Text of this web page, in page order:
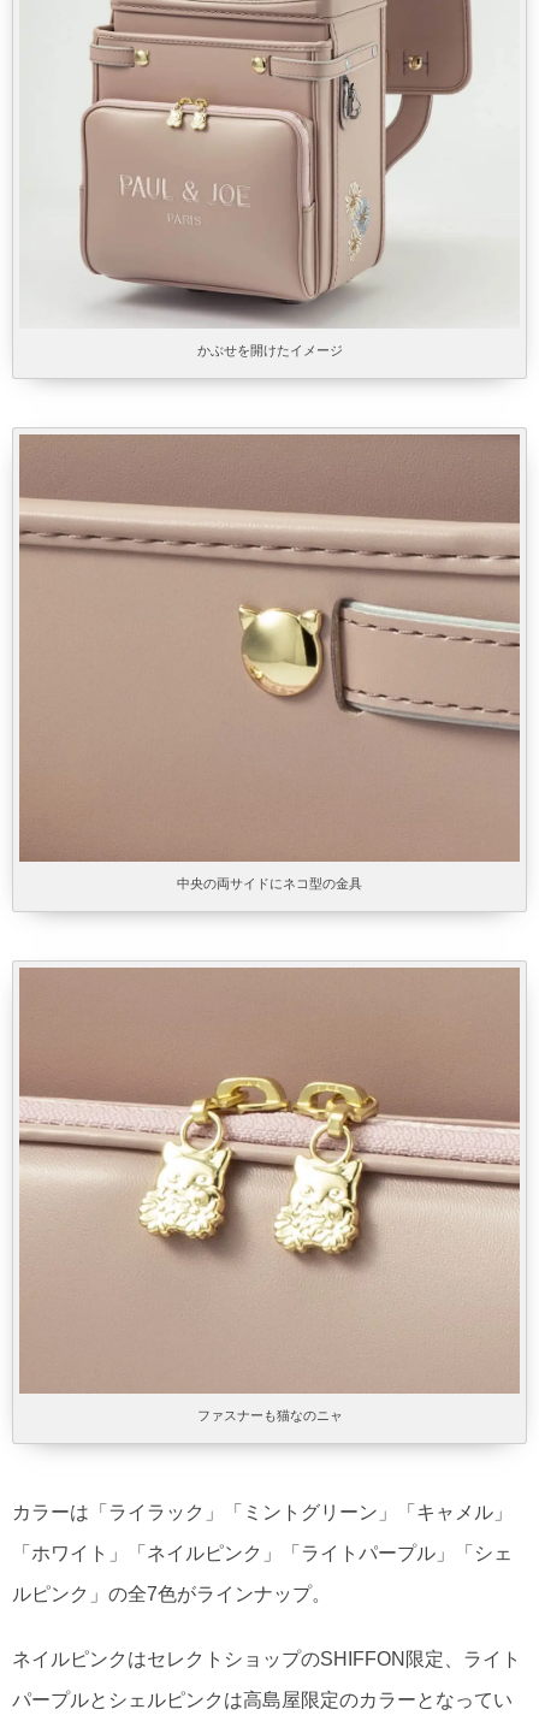
かぶせを開けたイメージ
中央の両サイドにネコ型の金具
ファスナーも猫なのニャ
カラーは「ライラック」「ミントグリーン」「キャメル」
「ホワイト」「ネイルピンク」「ライトパープル」「シェ
ルピンク」の全7色がラインナップ。
ネイルピンクはセレクトショップのSHIFFON限定、ライト
パープルとシェルピンクは高島屋限定のカラーとなってい